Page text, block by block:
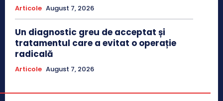
Articole August 7, 2026
Un diagnostic greu de acceptat și
tratamentul care a evitat o operație
radicală
Articole August 7, 2026